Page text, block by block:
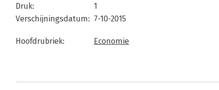
Druk:
1
Verschijningsdatum: 7-10-2015
Hoofdrubriek: Economie